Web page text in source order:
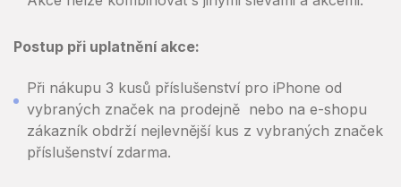
Postup při uplatnění akce:
Při nákupu 3 kusů příslušenství pro iPhone od
vybraných značek na prodejně nebo na e-shopu
zákazník obdrží nejlevnější kus z vybraných značek
příslušenství zdarma.